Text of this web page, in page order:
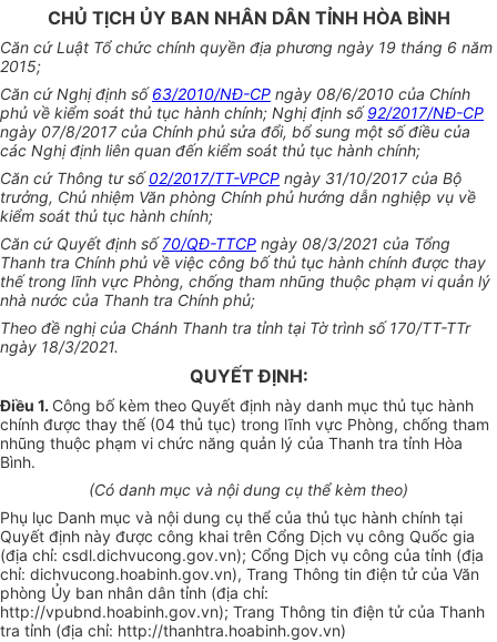
CHỦ TỊCH ỦY BAN NHÂN DÂN TỈNH HÒA BÌNH
Căn cứ Luật Tổ chức chính quyền địa phương ngày 19 tháng 6 năm
2015;
Căn cứ Nghị định số63/2010/NĐ-CP ngày 08/6/2010 của Chính
phủ về kiểm soát thủ tục hành chính; Nghị định số92/2017/NĐ-CP
ngày 07/8/2017 của Chính phủ sửa đổi, bổ sung một số điều của
các Nghị định liên quan đến kiểm soát thủ tục hành chính;
Căn cứ Thông tư số02/2017/TT-VPCP ngày 31/10/2017 của Bộ
trưởng, Chủ nhiệm Văn phòng Chính phủ hướng dẫn nghiệp vụ về
kiểm soát thủ tục hành chính;
Căn cứ Quyết định số70/QĐ-TTCP ngày 08/3/2021 của Tổng
Thanh tra Chính phủ về việc công bố thủ tục hành chính được thay
thế trong lĩnh vực Phòng, chống tham nhũng thuộc phạm vi quản lý
nhà nước của Thanh tra Chính phủ;
Theo đề nghị của Chánh Thanh tra tỉnh tại Tờ trình số 170/TT-TTr
ngày 18/3/2021.
QUYẾT ĐỊNH:
Điều 1. Công bố kèm theo Quyết định này danh mục thủ tục hành
chính được thay thế (04 thủ tục) trong lĩnh vực Phòng, chống tham
nhũng thuộc phạm vi chức năng quản lý của Thanh tra tỉnh Hòa
Bình.
(Có danh mục và nội dung cụ thể kèm theo)
Phụ lục Danh mục và nội dung cụ thể của thủ tục hành chính tại
Quyết định này được công khai trên Cổng Dịch vụ công Quốc gia
(địa chỉ: csdl.dichvucong.gov.vn); Cổng Dịch vụ công của tỉnh (địa
chỉ: dichvucong.hoabinh.gov.vn), Trang Thông tin điện tử của Văn
phòng Ủy ban nhân dân tỉnh (địa chỉ:
http://vpubnd.hoabinh.gov.vn); Trang Thông tin điện tử của Thanh
tra tỉnh (địa chỉ: http://thanhtra.hoabinh.gov.vn)